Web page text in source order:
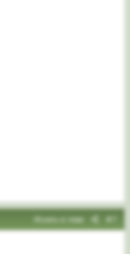
Искать в теме #7